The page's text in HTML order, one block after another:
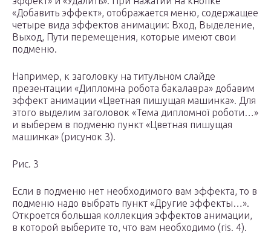
«Добавить эффект», отображается меню, содержащее
четыре вида эффектов анимации: Вход, Выделение,
Выход, Пути перемещения, которые имеют свои
подменю.
Например, к заголовку на титульном слайде
презентации «Дипломна робота бакалавра» добавим
эффект анимации «Цветная пишущая машинка». Для
этого выделим заголовок «Тема дипломної роботи…»
и выберем в подменю пункт «Цветная пишущая
машинка» (рисунок 3).
Рис. 3
Если в подменю нет необходимого вам эффекта, то в
подменю надо выбрать пункт «Другие эффекты…».
Откроется большая коллекция эффектов анимации,
в которой выберите то, что вам необходимо (ris. 4).